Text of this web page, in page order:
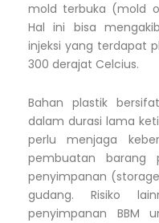
mold terbuka (mold
Hal ini bisa
injeksi yang terdapat
300 derajat Celcius.
Bahan plastik
dalam durasi lama
perlu menjaga
pembuatan
penyimpanan
gudang. Risiko
penyimpanan BBM